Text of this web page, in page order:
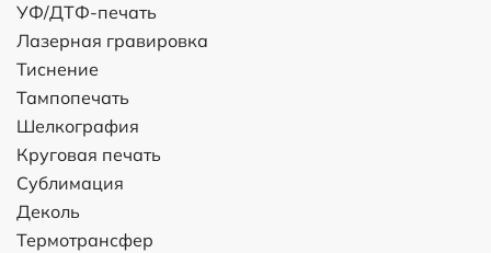
УФ/ДТФ-печать
Лазерная гравировка
Тиснение
Тампопечать
Шелкография
Круговая печать
Сублимация
Деколь
Термотрансфер